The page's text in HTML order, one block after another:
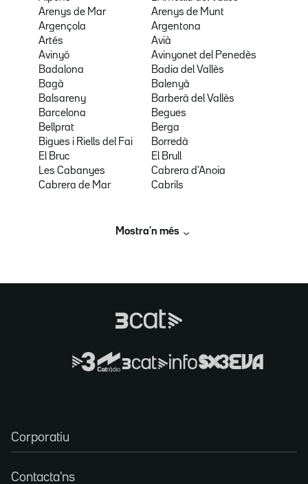
Arenys de Mar
Arenys de Munt
Argençola
Argentona
Artés
Avià
Avinyó
Avinyonet del Penedès
Badalona
Badia del Vallès
Bagà
Balenyà
Balsareny
Barberà del Vallès
Barcelona
Begues
Bellprat
Berga
Bigues i Riells del Fai
Borredà
El Bruc
El Brull
Les Cabanyes
Cabrera d'Anoia
Cabrera de Mar
Cabrils
Mostra’n més
Corporatiu
Contacta'ns